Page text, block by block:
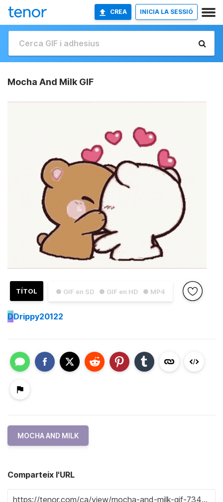
CREA INICIA LA SESSIÓ
Mocha And Milk GIF
● GIF en SD ● GIF en HD ● MP4
TÍTOL
DDrippy20122
MOCHA AND MILK
Comparteix l'URL